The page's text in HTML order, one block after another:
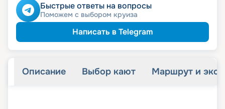
Быстрые ответы на вопросы
Поможем с выбором круиза
Написать в Telegram
Описание Выбор кают Маршрут и